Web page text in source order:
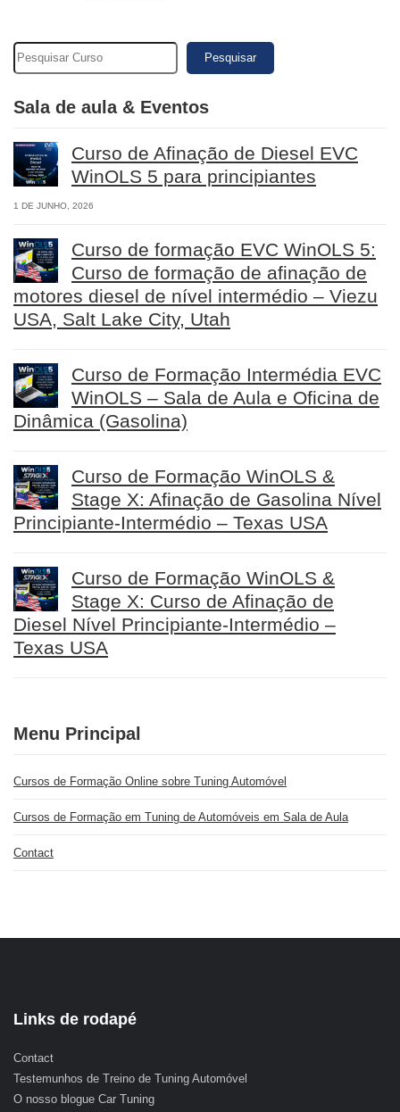
Pesquisar
Sala de aula & Eventos
Curso de Afinação de Diesel EVC
WinOLS 5 para principiantes
1 DE JUNHO, 2026
Curso de formação EVC WinOLS 5:
Curso de formação de afinação de
motores diesel de nível intermédio – Viezu
USA, Salt Lake City, Utah
Curso de Formação Intermédia EVC
WinOLS – Sala de Aula e Oficina de
Dinâmica (Gasolina)
Curso de Formação WinOLS &
Stage X: Afinação de Gasolina Nível
Principiante-Intermédio – Texas USA
Curso de Formação WinOLS &
Stage X: Curso de Afinação de
Diesel Nível Principiante-Intermédio –
Texas USA
Menu Principal
Cursos de Formação Online sobre Tuning Automóvel
Cursos de Formação em Tuning de Automóveis em Sala de Aula
Contact
Links de rodapé
Contact
Testemunhos de Treino de Tuning Automóvel
O nosso blogue Car Tuning